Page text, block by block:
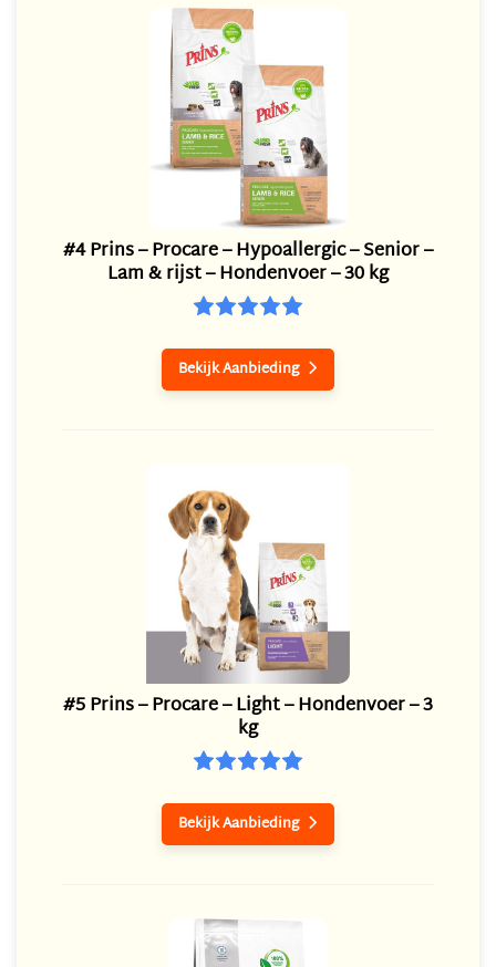
#4 Prins – Procare – Hypoallergic – Senior –
Lam & rijst – Hondenvoer – 30 kg
Bekijk Aanbieding 
#5 Prins – Procare – Light – Hondenvoer – 3
kg
Bekijk Aanbieding 